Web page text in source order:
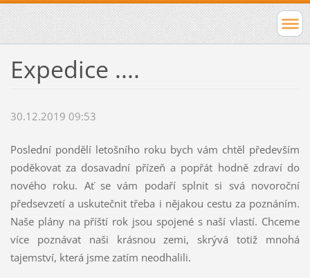
Expedice ....
30.12.2019 09:53
Poslední pondělí letošního roku bych vám chtěl především
poděkovat za dosavadní přízeň a popřát hodně zdraví do
nového roku. Ať se vám podaří splnit si svá novoroční
předsevzetí a uskutečnit třeba i nějakou cestu za poznáním.
Naše plány na příští rok jsou spojené s naší vlastí. Chceme
více poznávat naši krásnou zemi, skrývá totiž mnohá
tajemství, která jsme zatím neodhalili.